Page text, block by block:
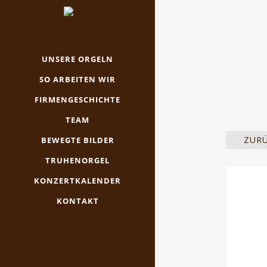
UNSERE ORGELN
SO ARBEITEN WIR
FIRMENGESCHICHTE
TEAM
BEWEGTE BILDER
TRUHENORGEL
KONZERTKALENDER
KONTAKT